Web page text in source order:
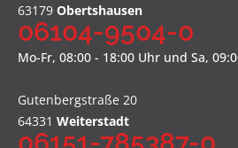
63179 Obertshausen
06104-9504-0
Mo-Fr, 08:00 - 18:00 Uhr und Sa,
Gutenbergstraße 20
64331 Weiterstadt